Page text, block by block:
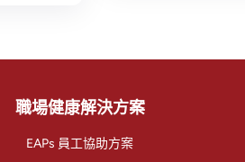
職場健康解決方案
EAPs 員工協助方案